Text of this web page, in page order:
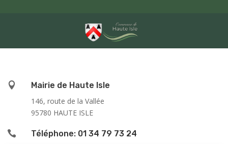

Mairie de Haute Isle
146, route de la Vallée
95780 HAUTE ISLE
 Téléphone: 01 34 79 73 24